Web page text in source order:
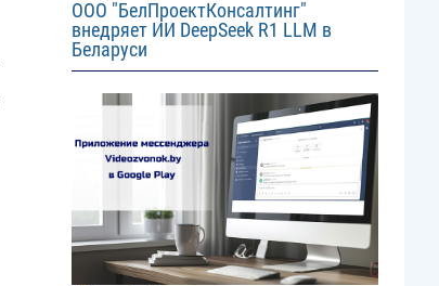
ООО "БелПроектКонсалтинг"
внедряет ИИ DeepSeek R1 LLM в
Беларуси
Image